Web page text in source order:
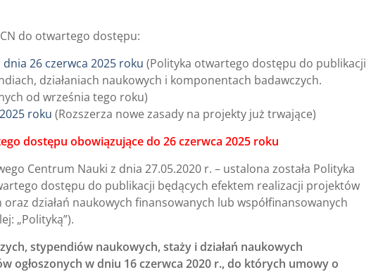
do otwartego dostępu:
26 czerwca 2025 roku (Polityka otwartego dostępu do publikacji
działaniach naukowych i komponentach badawczych.
od września tego roku)
roku (Rozszerza nowe zasady na projekty już trwające)
dostępu obowiązujące do 26 czerwca 2025 roku
Centrum Nauki z dnia 27.05.2020 r. – ustalona została Polityka
dostępu do publikacji będących efektem realizacji projektów
działań naukowych finansowanych lub współfinansowanych
„Polityką”).
stypendiów naukowych, staży i działań naukowych
ogłoszonych w dniu 16 czerwca 2020 r., do których umowy o